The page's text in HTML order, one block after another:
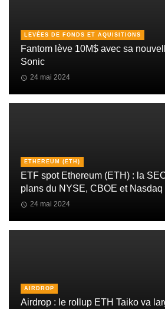
LEVÉES DE FONDS ET AQUISITIONS
Fantom lève 10M$ avec sa
Sonic
24 mai 2024
ETHEREUM (ETH)
ETF spot Ethereum (ETH) : la
plans du NYSE, CBOE et Nasdaq
24 mai 2024
AIRDROP
Airdrop : le rollup ETH Taiko va